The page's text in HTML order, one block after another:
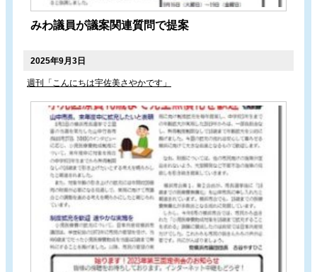
みわ議員が議案関連質問で提案
2025年9月3日
週刊「こんにちは宇佐美さやかです」